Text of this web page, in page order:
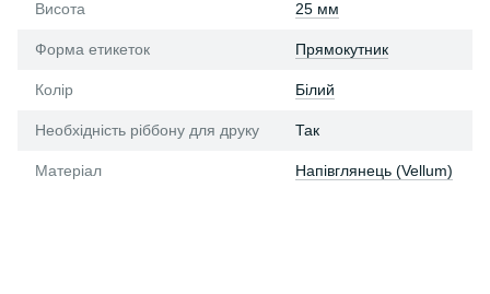
Висота 25 мм
Форма етикеток Прямокутник
Колір Білий
Необхідність ріббону для друку Так
Матеріал Напівглянець (Vellum)